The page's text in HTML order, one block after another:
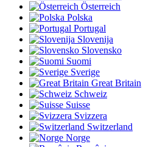
Österreich
Polska
Portugal
Slovenija
Slovensko
Suomi
Sverige
Great Britain
Schweiz
Suisse
Svizzera
Switzerland
Norge